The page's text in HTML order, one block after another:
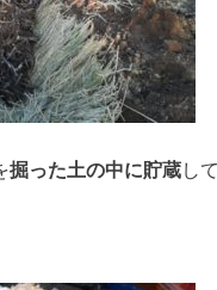
掘った土の中に貯蔵し